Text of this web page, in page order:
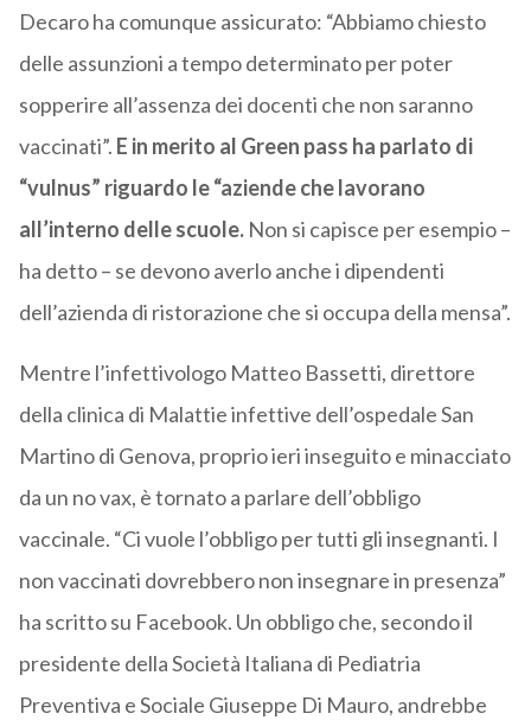
Decaro ha comunque assicurato: “Abbiamo chiesto
delle assunzioni a tempo determinato per poter
sopperire all’assenza dei docenti che non saranno
vaccinati”. E in merito al Green pass ha parlato di
“vulnus” riguardo le “aziende che lavorano
all’interno delle scuole.Non si capisce per esempio –
ha detto – se devono averlo anche i dipendenti
dell’azienda di ristorazione che si occupa della mensa”.
Mentre l’infettivologo Matteo Bassetti, direttore
della clinica di Malattie infettive dell’ospedale San
Martino di Genova, proprio ieri inseguito e minacciato
da un no vax, è tornato a parlare dell’obbligo
vaccinale. “Ci vuole l’obbligo per tutti gli insegnanti. I
non vaccinati dovrebbero non insegnare in presenza”
ha scritto su Facebook. Un obbligo che, secondo il
presidente della Società Italiana di Pediatria
Preventiva e Sociale Giuseppe Di Mauro, andrebbe